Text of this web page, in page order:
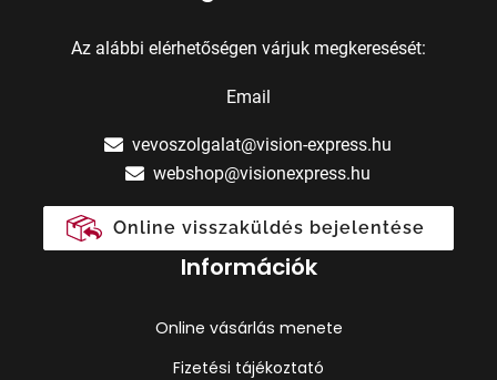
Az alábbi elérhetőségen várjuk megkeresését:
Email
vevoszolgalat@vision-express.hu
webshop@visionexpress.hu
Online visszaküldés bejelentése
Információk
Online vásárlás menete
Fizetési tájékoztató